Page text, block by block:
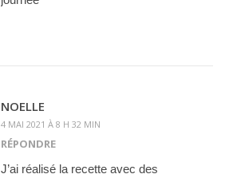
NOELLE
4 MAI 2021 À 8 H 32 MIN
RÉPONDRE
J’ai réalisé la recette avec des